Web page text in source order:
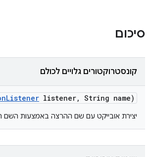
סיכום
קונסטרוקטורים גלויים לכולם
Listener listener, String name)
יצירת אובייקט עם שם ההרצה באמצעות השם